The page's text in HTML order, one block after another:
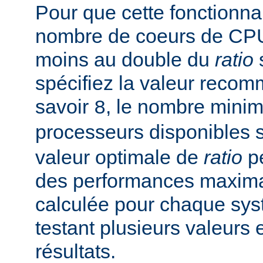
Pour que cette
nombre de coeurs de
moins au double du ratio
spécifiez la valeur
savoir 8, le nombre
processeurs disponibles
valeur optimale de ratio
des performances
calculée pour chaque
testant plusieurs valeurs
résultats.